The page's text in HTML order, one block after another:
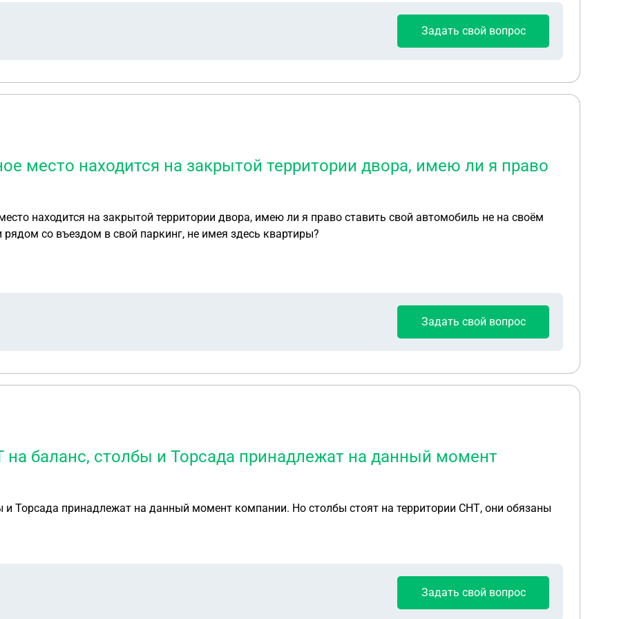
прямой. На участке делались небольшие выкапывания (шурфление), чтобы найти трубы и примерно
быть, если фактически дом стоит
стратегию.
Задать свой вопрос
место находится на закрытой территории двора, имею ли я право
со въездом в свой паркинг, не имея здесь квартиры?
Задать свой вопрос
баланс, столбы и Торсада принадлежат на данный момент
Торсада принадлежат на данный момент компании. Но столбы стоят на территории СНТ, они обязаны
Задать свой вопрос